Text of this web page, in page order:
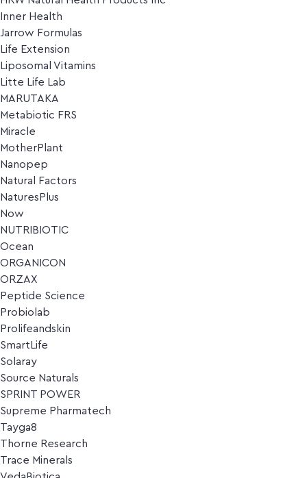
Inner Health
Jarrow Formulas
Life Extension
Liposomal Vitamins
Litte Life Lab
MARUTAKA
Metabiotic FRS
Miracle
MotherPlant
Nanopep
Natural Factors
NaturesPlus
Now
NUTRIBIOTIC
Ocean
ORGANICON
ORZAX
Peptide Science
Probiolab
Prolifeandskin
SmartLife
Solaray
Source Naturals
SPRINT POWER
Supreme Pharmatech
Tayga8
Thorne Research
Trace Minerals